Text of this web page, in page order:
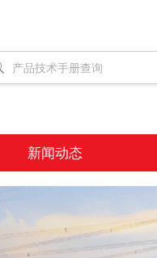
新闻动态